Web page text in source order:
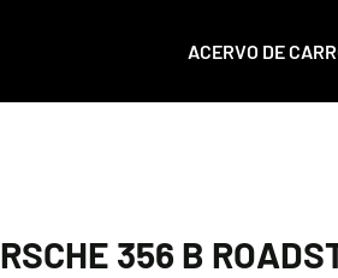
ACERVO DE
356 B